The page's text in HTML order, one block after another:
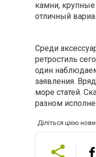
камни,
отличный
Среди
ретростиль
один
заявления.
море статей.
разном
Діліться цією